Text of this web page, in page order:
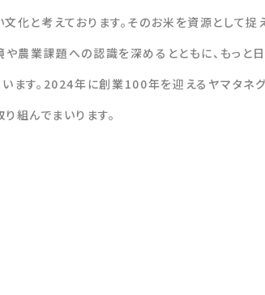
と考えております。そのお米を資源として捉
農業課題への認識を深めるとともに、もっと
ます。2024年に創業100年を迎えるヤマタネ
組んでまいります。